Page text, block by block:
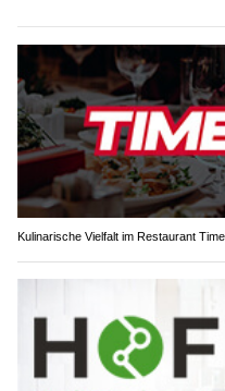
Kulinarische Vielfalt im Restaurant